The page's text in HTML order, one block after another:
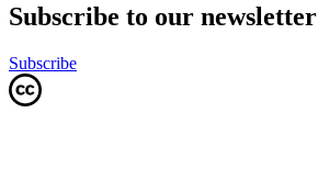
Subscribe to our newsletter
Subscribe